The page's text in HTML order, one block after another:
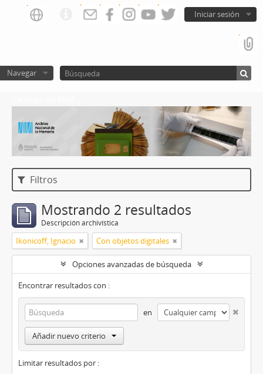
Iniciar sesión
Navegar
Filtros
Mostrando 2 resultados
Descripción archivística
Ikonicoff, Ignacio Con objetos digitales
Opciones avanzadas de búsqueda
Encontrar resultados con :
en
Añadir nuevo criterio
Limitar resultados por :